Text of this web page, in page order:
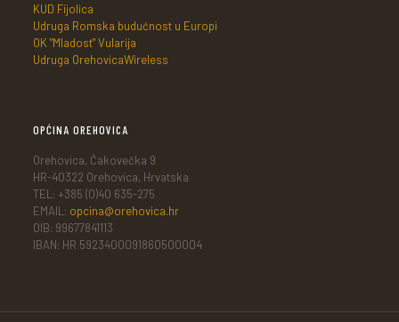
KUD Fijolica
Udruga Romska budućnost u Europi
OK "Mladost" Vularija
Udruga OrehovicaWireless
OPĆINA OREHOVICA
Orehovica, Čakovečka 9
HR-40322 Orehovica, Hrvatska
TEL: +385 (0)40 635-275
EMAIL: opcina@orehovica.hr
OIB: 99677841113
IBAN: HR 5923400091860500004